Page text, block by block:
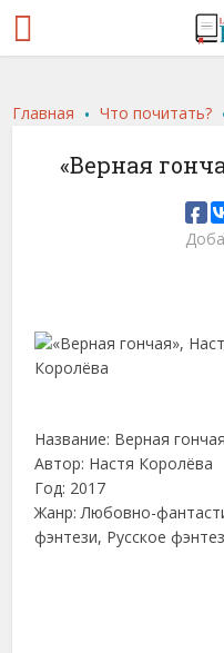
Главная .Что почитать?
«Верная
Название: Верная гончая
Автор: Настя Королёва
Год: 2017
Жанр: Любовно-
фэнтези, Русское